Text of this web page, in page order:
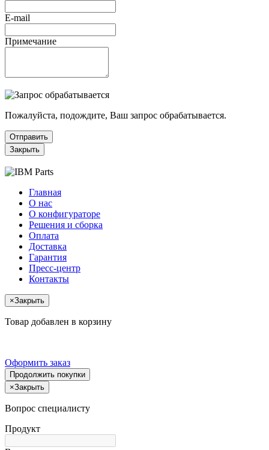
E-mail
Примечание
Пожалуйста, подождите, Ваш запрос обрабатывается.
Отправить
Закрыть
Главная
О нас
О конфигураторе
Решения и сборка
Оплата
Доставка
Гарантия
Пресс-центр
Контакты
×Закрыть
Товар добавлен в корзину
Оформить заказ
Продолжить покупки
×Закрыть
Вопрос специалисту
Продукт